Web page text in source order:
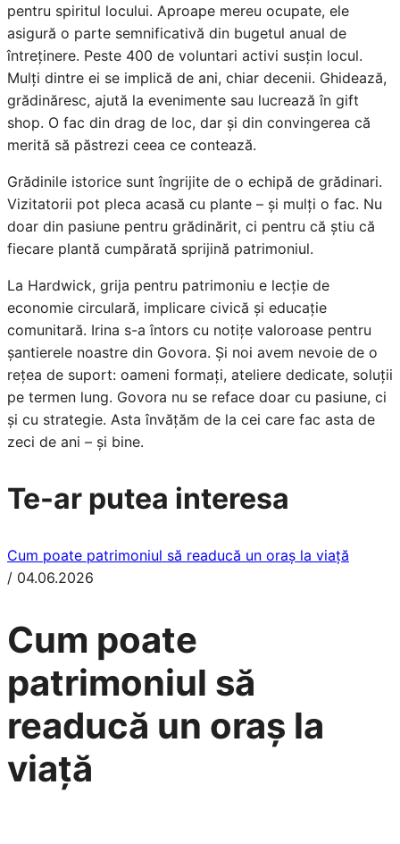
pentru spiritul locului. Aproape mereu ocupate, ele
asigură o parte semnificativă din bugetul anual de
întreținere. Peste 400 de voluntari activi susțin locul.
Mulți dintre ei se implică de ani, chiar decenii. Ghidează,
grădinăresc, ajută la evenimente sau lucrează în gift
shop. O fac din drag de loc, dar și din convingerea că
merită să păstrezi ceea ce contează.
Grădinile istorice sunt îngrijite de o echipă de grădinari.
Vizitatorii pot pleca acasă cu plante – și mulți o fac. Nu
doar din pasiune pentru grădinărit, ci pentru că știu că
fiecare plantă cumpărată sprijină patrimoniul.
La Hardwick, grija pentru patrimoniu e lecție de
economie circulară, implicare civică și educație
comunitară. Irina s-a întors cu notițe valoroase pentru
șantierele noastre din Govora. Și noi avem nevoie de o
rețea de suport: oameni formați, ateliere dedicate, soluții
pe termen lung. Govora nu se reface doar cu pasiune, ci
și cu strategie. Asta învățăm de la cei care fac asta de
zeci de ani – și bine.
Te-ar putea interesa
Cum poate patrimoniul să readucă un oraș la viață
/ 04.06.2026
Cum poate
patrimoniul să
readucă un oraș la
viață